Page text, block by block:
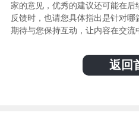
家的意见，优秀的建议还可能在后
反馈时，也请您具体指出是针对哪
期待与您保持互动，让内容在交流
返回